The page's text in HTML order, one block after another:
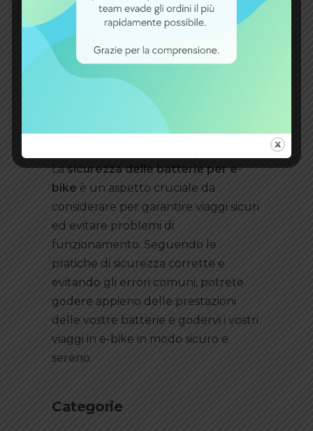
avvertimento: Se notate segni di
malfunzionamento o problemi con la
batteria, come surriscaldamento,
gonfiore o odori anomali, smettete di
utilizzarla immediatamente e
rivolgetevi a un professionista per
una verifica e una manutenzione.
Lasicurezza delle batterie per e-
bike è un aspetto cruciale da
considerare per garantire viaggi sicuri
ed evitare problemi di
funzionamento. Seguendo le
pratiche di sicurezza corrette e
evitando gli errori comuni, potrete
godere appieno delle prestazioni
delle vostre batterie e godervi i vostri
viaggi in e-bike in modo sicuro e
sereno.
Categorie